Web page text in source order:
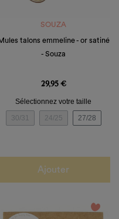
SOUZA
talons emmeline - or satiné
- Souza
29,95 €
Sélectionnez votre taille
30/31
24/25 27/28
Ajouter
favorite_border